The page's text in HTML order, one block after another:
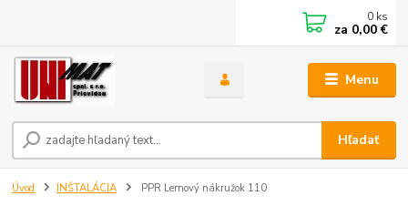
Menu
Hľadať
0 ks
za 0,00 €
Úvod INŠTALÁCIA PPR Lemový nákružok 110